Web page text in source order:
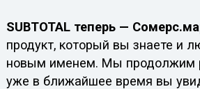
SUBTOTAL теперь —
продукт, который вы знаете и
новым именем. Мы продолжим
уже в ближайшее время вы